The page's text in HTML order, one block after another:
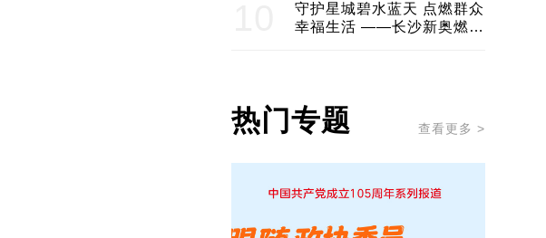
守护星城碧水蓝天 点燃群众
幸福生活 ——长沙新奥燃气
热门专题 查看更多 >